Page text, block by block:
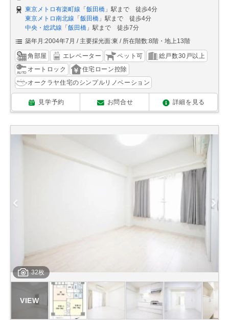
東京メトロ有楽町線 「飯田橋 」駅まで 徒歩4分
東京メトロ南北線 「飯田橋 」駅まで 徒歩4分
中央・総武線 「飯田橋 」駅まで 徒歩7分
築年月:2004年7月
主要採光面:東 所在階数:8階・地上13階
角部屋 エレベーター ペット可
総戸数30戸以上
オートロック
住宅ローン控除
オークラヤ住宅のシンプルリノベーション
見学予約 お問合せ 詳細を見る
32枚